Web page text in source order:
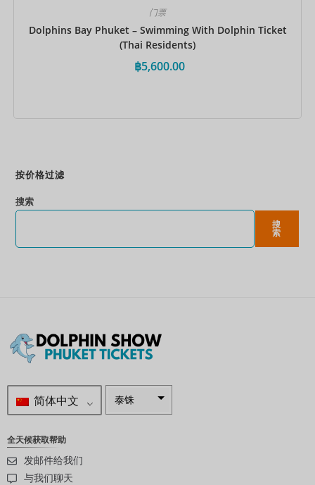
门票
Dolphins Bay Phuket – Swimming With Dolphin Ticket
(Thai Residents)
฿5,600.00
按价格过滤
搜索
搜
索
简体中文 泰铢
全天候获取帮助
发邮件给我们
与我们聊天